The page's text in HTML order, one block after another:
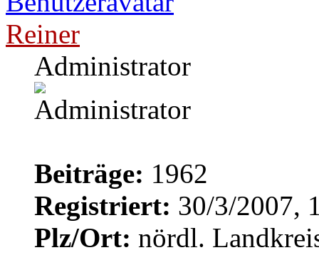
Reiner
Administrator
Beiträge: 1962
Registriert: 30/3/2007,
Plz/Ort: nördl.